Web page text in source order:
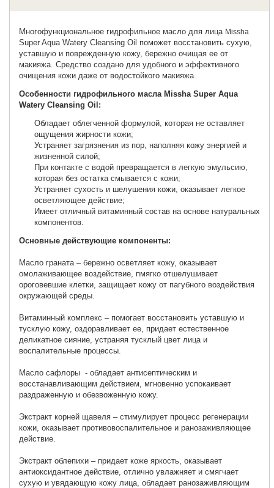
Многофункциональное гидрофильное масло для лица Missha
Super Aqua Watery Cleansing Oil поможет восстановить сухую,
уставшую и поврежденную кожу, бережно очищая ее от
макияжа. Средство создано для удобного и эффективного
очищения кожи даже от водостойкого макияжа.
Особенности гидрофильного масла Missha Super Aqua
Watery Cleansing Oil:
Обладает облегченной формулой, которая не оставляет
ощущения жирности кожи;
Устраняет загрязнения из пор, наполняя кожу энергией и
жизненной силой;
При контакте с водой превращается в легкую эмульсию,
которая без остатка смывается с кожи;
Устраняет сухость и шелушения кожи, оказывает легкое
осветляющее действие;
Имеет отличный витаминный состав на основе натуральных
компонентов.
Основные действующие компоненты:
Масло граната – бережно осветляет кожу, оказывает
омолаживающее воздействие, пмягко отшелушивает
ороговевшие клетки, защищает кожу от пагубного воздействия
окружающей среды.
Витаминный комплекс – помогает восстановить уставшую и
тусклую кожу, оздоравливает ее, придает естественное
деликатное сияние, устраняя тусклый цвет лица и
воспалительные процессы.
Масло сафлоры - обладает антисептическим и
восстанавливающим действием, мгновенно успокаивает
раздраженную и обезвоженную кожу.
Экстракт корней щавеля – стимулирует процесс регенерации
кожи, оказывает противовоспалительное и ранозаживляющее
действие.
Экстракт облепихи – придает коже яркость, оказывает
антиоксидантное действие, отлично увлажняет и смягчает
сухую и увядающую кожу лица, обладает ранозаживляющим